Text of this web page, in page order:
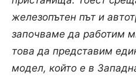
железопътен път и
започваме да работим
това да представим
модел, който е в